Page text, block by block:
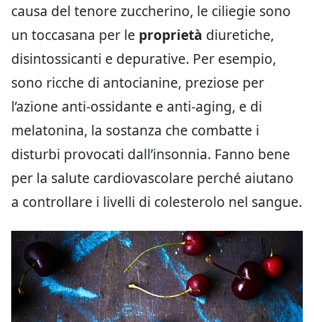
causa del tenore zuccherino, le ciliegie sono
un toccasana per le proprietà diuretiche,
disintossicanti e depurative. Per esempio,
sono ricche di antocianine, preziose per
l’azione anti-ossidante e anti-aging, e di
melatonina, la sostanza che combatte i
disturbi provocati dall’insonnia. Fanno bene
per la salute cardiovascolare perché aiutano
a controllare i livelli di colesterolo nel sangue.